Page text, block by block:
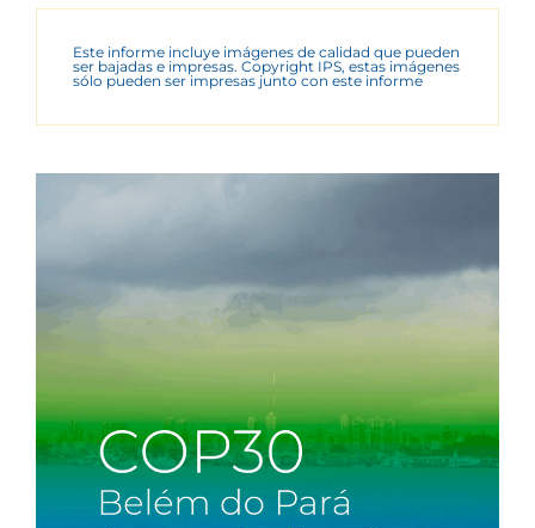
Este informe incluye imágenes de calidad que pueden
ser bajadas e impresas. Copyright IPS, estas imágenes
sólo pueden ser impresas junto con este informe